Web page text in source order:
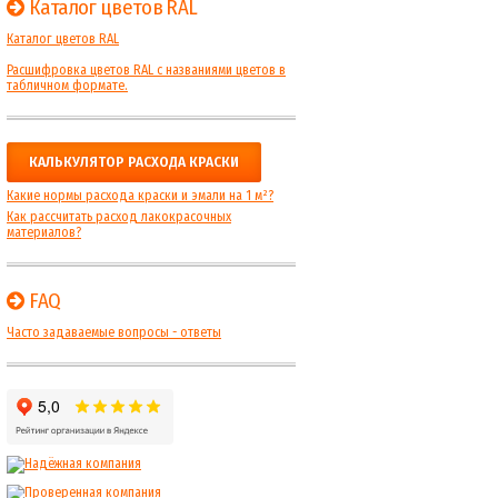
Каталог цветов RAL
Каталог цветов RAL
Расшифровка цветов RAL с названиями цветов в
табличном формате.
КАЛЬКУЛЯТОР РАСХОДА КРАСКИ
Какие нормы расхода краски и эмали на 1 м²?
Как рассчитать расход лакокрасочных
материалов?
FAQ
Часто задаваемые вопросы - ответы